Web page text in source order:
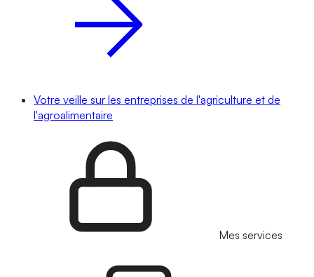
Votre veille sur les entreprises de l'agriculture et de
l'agroalimentaire
Mes services